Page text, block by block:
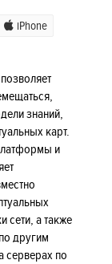
iPhone
знаний,
карт.
и
сети, а также
другим
серверах по